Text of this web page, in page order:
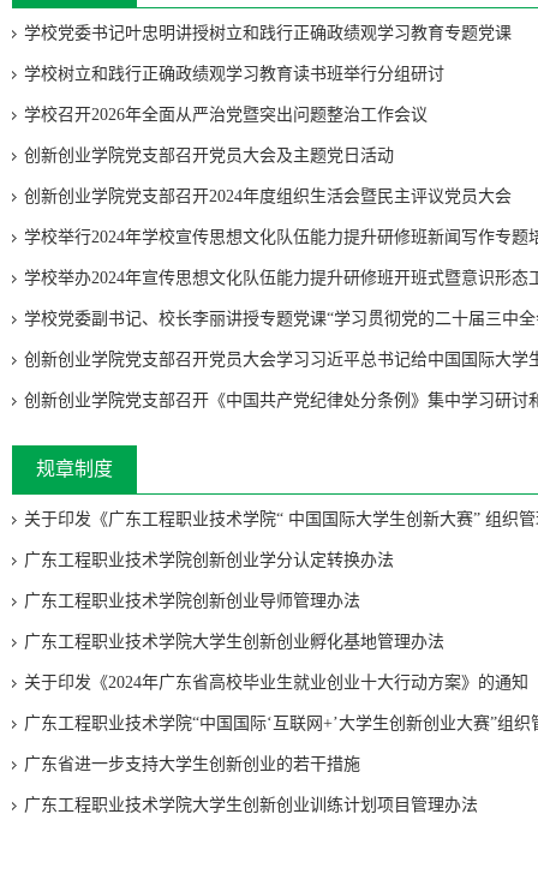
学校党委书记叶忠明讲授树立和践行正确政绩观学习教育专题党课
学校树立和践行正确政绩观学习教育读书班举行分组研讨
学校召开2026年全面从严治党暨突出问题整治工作会议
创新创业学院党支部召开党员大会及主题党日活动
创新创业学院党支部召开2024年度组织生活会暨民主评议党员大会
学校举行2024年学校宣传思想文化队伍能力提升研修班新闻写作专题
学校举办2024年宣传思想文化队伍能力提升研修班开班式暨意识形态
学校党委副书记、校长李丽讲授专题党课“学习贯彻党的二十届三中
创新创业学院党支部召开党员大会学习习近平总书记给中国国际大学
创新创业学院党支部召开《中国共产党纪律处分条例》集中学习研讨
规章制度
关于印发《广东工程职业技术学院“ 中国国际大学生创新大赛” 组织
广东工程职业技术学院创新创业学分认定转换办法
广东工程职业技术学院创新创业导师管理办法
广东工程职业技术学院大学生创新创业孵化基地管理办法
关于印发《2024年广东省高校毕业生就业创业十大行动方案》的通知
广东工程职业技术学院“中国国际‘互联网+’大学生创新创业大赛”组织
广东省进一步支持大学生创新创业的若干措施
广东工程职业技术学院大学生创新创业训练计划项目管理办法